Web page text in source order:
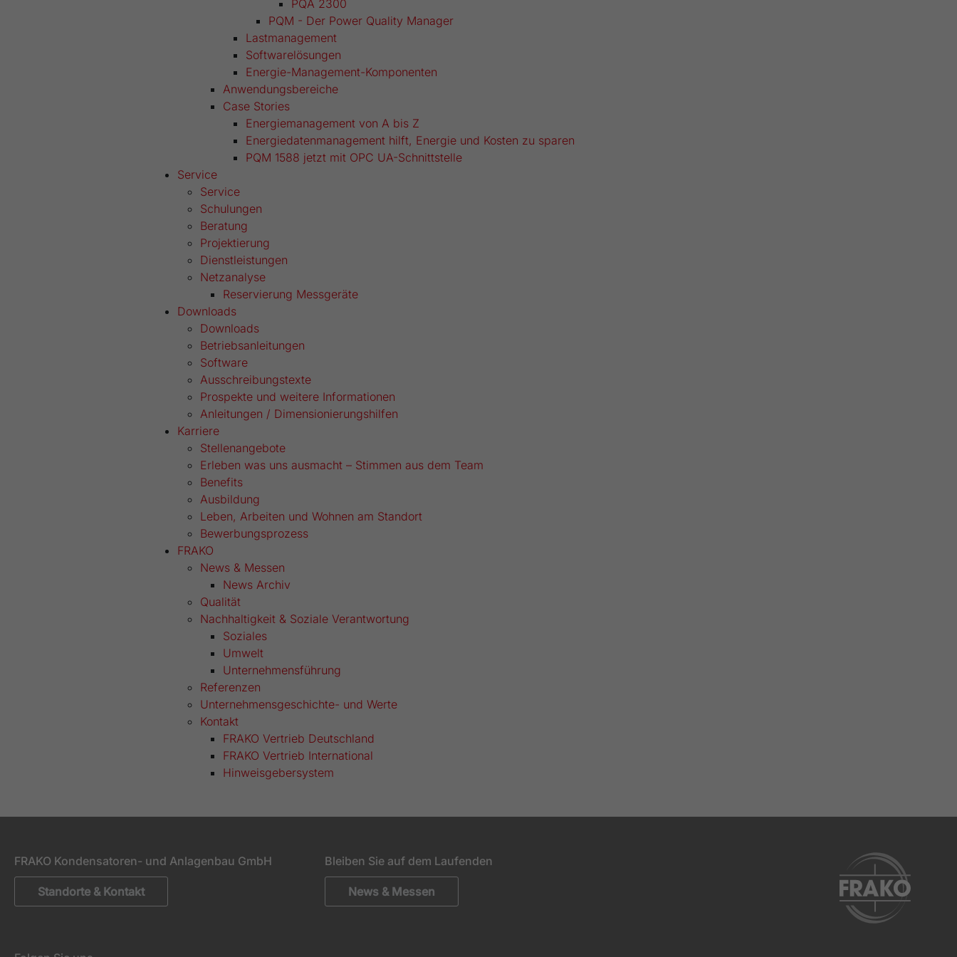
PQA 2300
PQM - Der Power Quality Manager
Lastmanagement
Softwarelösungen
Energie-Management-Komponenten
Anwendungsbereiche
Case Stories
Energiemanagement von A bis Z
Energiedatenmanagement hilft, Energie und Kosten zu sparen
PQM 1588 jetzt mit OPC UA-Schnittstelle
Service
Service
Schulungen
Beratung
Projektierung
Dienstleistungen
Netzanalyse
Reservierung Messgeräte
Downloads
Downloads
Betriebsanleitungen
Software
Ausschreibungstexte
Prospekte und weitere Informationen
Anleitungen / Dimensionierungshilfen
Karriere
Stellenangebote
Erleben was uns ausmacht – Stimmen aus dem Team
Benefits
Ausbildung
Leben, Arbeiten und Wohnen am Standort
Bewerbungsprozess
FRAKO
News & Messen
News Archiv
Qualität
Nachhaltigkeit & Soziale Verantwortung
Soziales
Umwelt
Unternehmensführung
Referenzen
Unternehmensgeschichte- und Werte
Kontakt
FRAKO Vertrieb Deutschland
FRAKO Vertrieb International
Hinweisgebersystem
FRAKO Kondensatoren- und Anlagenbau GmbH
Standorte & Kontakt
Bleiben Sie auf dem Laufenden
News & Messen